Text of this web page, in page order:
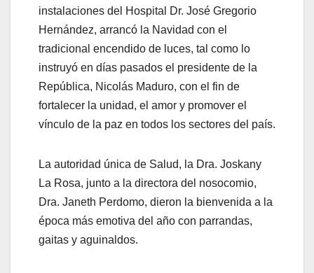
instalaciones del Hospital Dr. José Gregorio
Hernández, arrancó la Navidad con el
tradicional encendido de luces, tal como lo
instruyó en días pasados el presidente de la
República, Nicolás Maduro, con el fin de
fortalecer la unidad, el amor y promover el
vínculo de la paz en todos los sectores del país.
La autoridad única de Salud, la Dra. Joskany
La Rosa, junto a la directora del nosocomio,
Dra. Janeth Perdomo, dieron la bienvenida a la
época más emotiva del año con parrandas,
gaitas y aguinaldos.